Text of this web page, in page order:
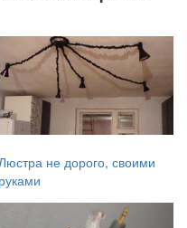
не дорого, своими
руками